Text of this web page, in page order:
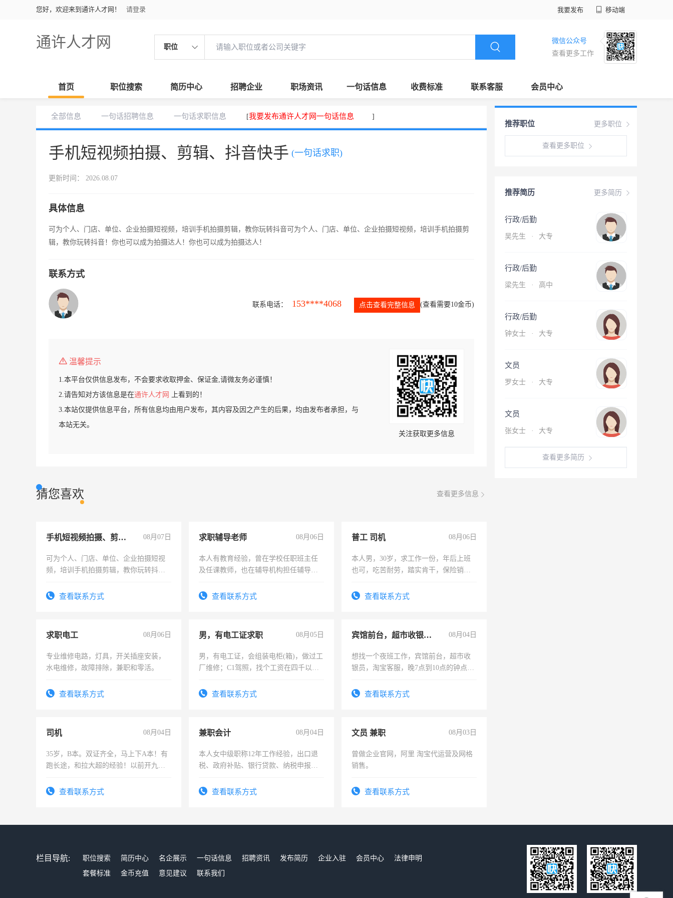
您好，欢迎来到通许人才网！ 请登录 我要发布 移动端
通许人才网 职位
微信公众号
查看更多工作
首页 职位搜索 简历中心 招聘企业 职场资讯 一句话信息 收费标准 联系客服 会员中心
全部信息 一句话招聘信息 一句话求职信息 [我要发布通许人才网一句话信息 ]
手机短视频拍摄、剪辑、抖音快手 (一句话求职)
更新时间： 2026.08.07
具体信息
可为个人、门店、单位、企业拍摄短视频，培训手机拍摄剪辑，教你玩转抖音可为个人、门店、单位、企业拍摄短视频，培训手机拍摄剪
辑，教你玩转抖音！你也可以成为拍摄达人！你也可以成为拍摄达人！
联系方式
联系电话： 153****4068 点击查看完整信息 (查看需要10金币)
温馨提示
1.本平台仅供信息发布，不会要求收取押金、保证金,请微友务必谨慎！
2.请告知对方该信息是在通许人才网
上看到的！
3.本站仅提供信息平台，所有信息均由用户发布，其内容及因之产生的后果，均由发布者承担，与
本站无关。
关注获取更多信息
猜您喜欢 查看更多信息
手机短视频拍摄、剪辑、抖音快手 08月07日
可为个人、门店、单位、企业拍摄短视
频，培训手机拍摄剪辑，教你玩转抖音
频，培训手机拍摄剪辑，教你玩转抖
查看联系方式
求职辅导老师 08月06日
本人有教育经验，曾在学校任职班主任
及任课教师，也在辅导机构担任辅导教
查看联系方式
普工 司机 08月06日
本人男，30岁，求工作一份，年后上班
也可，吃苦耐劳，踏实肯干，保险销售
查看联系方式
求职电工 08月06日
专业维修电路，灯具，开关插座安装，
水电维修，故障排除，兼职和零活。
查看联系方式
男，有电工证求职 08月05日
男，有电工证，会组装电柜(箱)，做过工
厂维修；C1驾照，找个工资在四千以
电话查看联系方式
宾馆前台，超市收银员，淘宝客服 08月04日
想找一个夜班工作，宾馆前台，超市收
银员，淘宝客服，晚7点到10点的钟点
号同微信查看联系方式
司机 08月04日
35岁，B本。双证齐全，马上下A本！有
跑长途，和拉大超的经验！以前开九米
查看联系方式
兼职会计 08月04日
本人女中级职称12年工作经验，出口退
税、政府补贴、银行贷款、纳税申报、
务，财务咨询等业务。欲求兼职会计工
查看联系方式
文员 兼职 08月03日
曾做企业官网，阿里 淘宝代运营及网格
销售。
查看联系方式
更多职位
推荐职位
查看更多职位
更多简历
推荐简历
行政/后勤
吴先生 · 大专
行政/后勤
梁先生 · 高中
行政/后勤
钟女士 · 大专
文员
罗女士 · 大专
文员
张女士 · 大专
查看更多简历
栏目导航: 职位搜索 简历中心 名企展示 一句话信息 招聘资讯 发布简历 企业入驻 会员中心
法律申明
套餐标准
金币充值 意见建议 联系我们